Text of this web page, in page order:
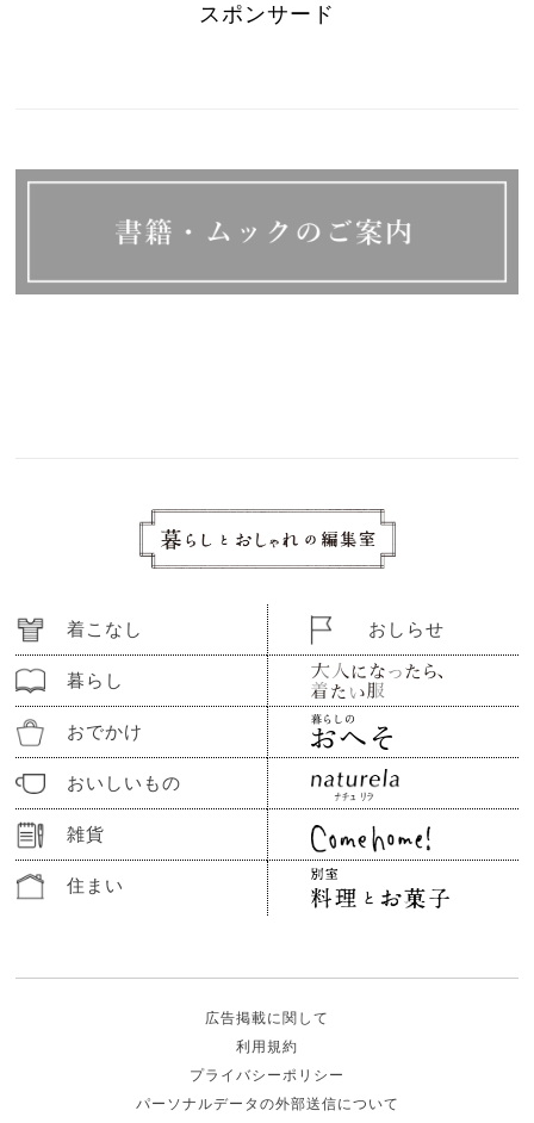
スポンサード
着こなし
暮らし
おでかけ
おいしいもの
雑貨
住まい
おしらせ
広告掲載に関して
利用規約
プライバシーポリシー
パーソナルデータの外部送信について